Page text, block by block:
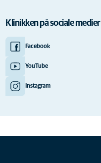
Klinikken på sociale medier
Facebook
YouTube
Instagram